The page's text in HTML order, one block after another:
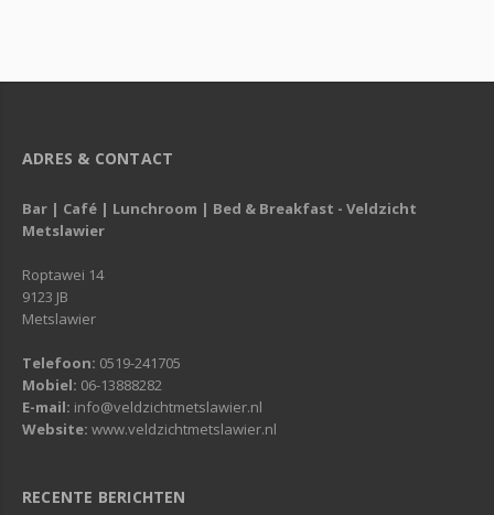
ADRES & CONTACT
Bar | Café | Lunchroom | Bed & Breakfast - Veldzicht
Metslawier
Roptawei 14
9123 JB
Metslawier
Telefoon: 0519-241705
Mobiel: 06-13888282
E-mail: info@veldzichtmetslawier.nl
Website: www.veldzichtmetslawier.nl
RECENTE BERICHTEN